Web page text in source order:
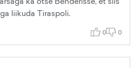
liikuda Tiraspoli.
0 0